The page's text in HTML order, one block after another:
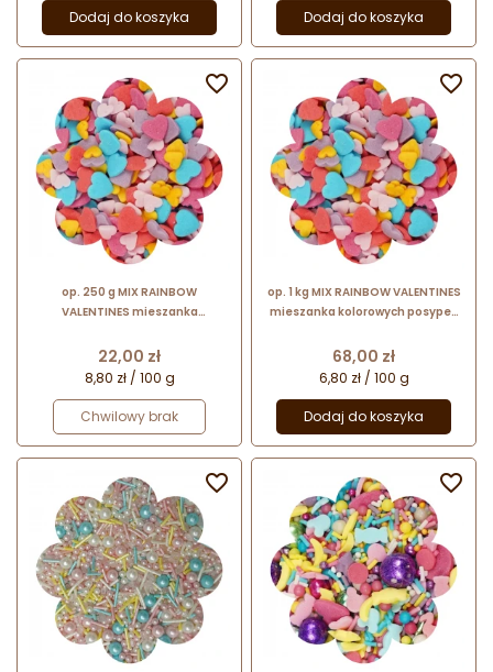
Dodaj do koszyka Dodaj do koszyka
op. 250 g MIX RAINBOW
VALENTINES mieszanka
kształcie serduszek
Cena
22,00 zł
8,80 zł / 100 g
Chwilowy brak

op. 1 kg MIX RAINBOW VALENTINES
mieszanka kolorowych posypek
Cena
68,00 zł
6,80 zł / 100 g
Dodaj do koszyka

 